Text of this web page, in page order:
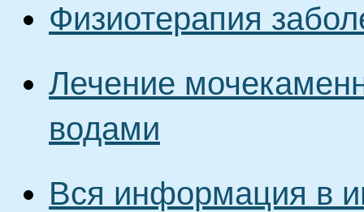
Физиотерапия
Лечение
водами
Вся информация в